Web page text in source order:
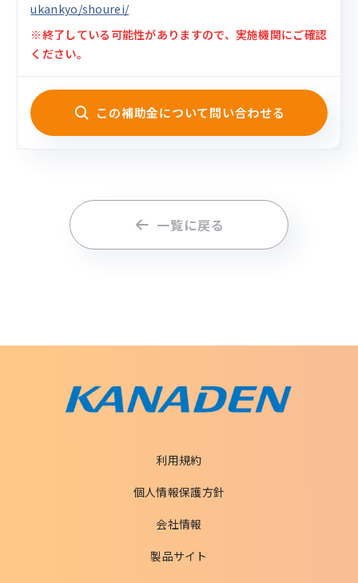
ukankyo/shourei/
※終了している可能性がありますので、実施機関にご確認
ください。
この補助金について問い合わせる
一覧に戻る
利用規約
個人情報保護方針
会社情報
製品サイト